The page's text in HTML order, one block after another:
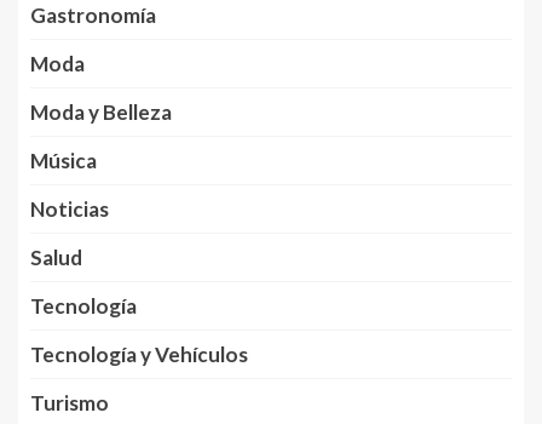
Gastronomía
Moda
Moda y Belleza
Música
Noticias
Salud
Tecnología
Tecnología y Vehículos
Turismo